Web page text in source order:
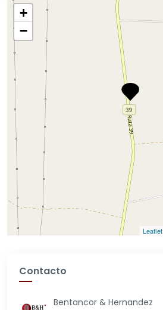
+
−
Leaflet
Contacto
Bentancor & Hernandez